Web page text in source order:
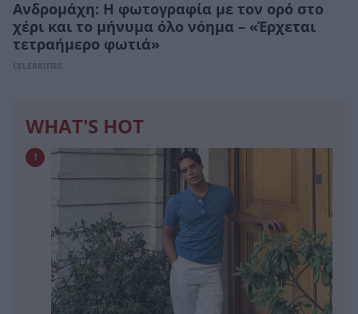
Ανδρομάχη: Η φωτογραφία με τον ορό στο
χέρι και το μήνυμα όλο νόημα – «Έρχεται
τετραήμερο φωτιά»
CELEBRITIES
WHAT'S HOT
1